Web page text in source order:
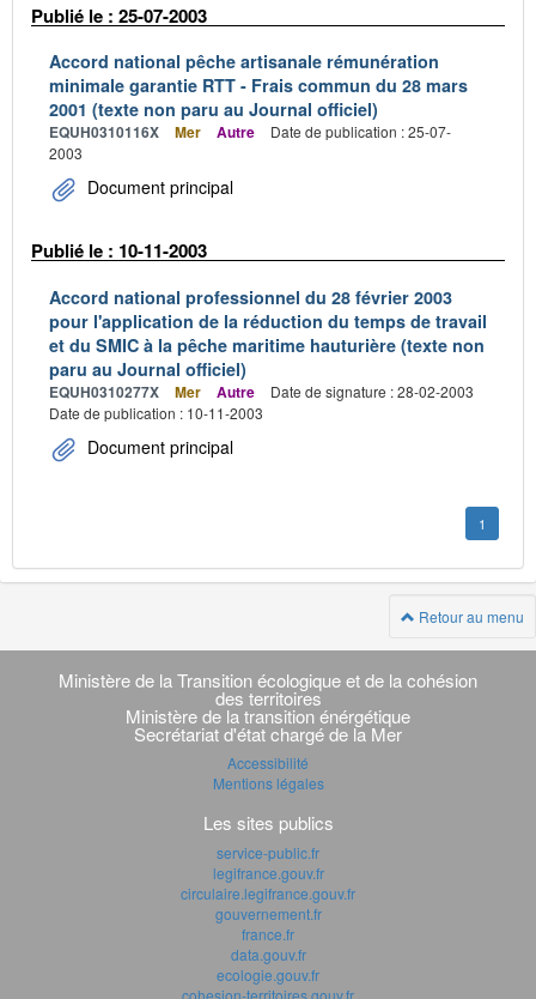
Publié le : 25-07-2003
Accord national pêche artisanale rémunération
minimale garantie RTT - Frais commun du 28 mars
2001 (texte non paru au Journal officiel)
EQUH0310116X Mer Autre
Date de publication : 25-07-
2003
Document principal
Publié le : 10-11-2003
Accord national professionnel du 28 février 2003
pour l'application de la réduction du temps de travail
et du SMIC à la pêche maritime hauturière (texte non
paru au Journal officiel)
EQUH0310277X Mer Autre
Date de signature : 28-02-2003
Date de publication : 10-11-2003
Document principal
1
Retour au menu
Navigation
transverse
Ministère de la Transition écologique et de la cohésion
des territoires
Ministère de la transition énérgétique
Secrétariat d'état chargé de la Mer
Accessibilité
Mentions légales
Les sites publics
service-public.fr
legifrance.gouv.fr
circulaire.legifrance.gouv.fr
gouvernement.fr
france.fr
data.gouv.fr
ecologie.gouv.fr
cohesion-territoires.gouv.fr